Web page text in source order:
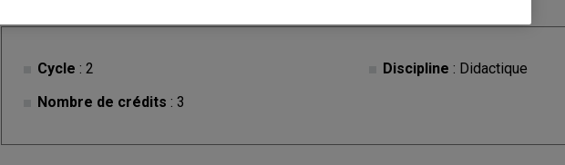
Cycle : 2
Nombre de crédits : 3
Discipline : Didactique